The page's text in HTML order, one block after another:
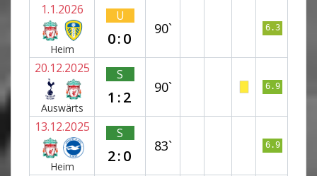
1.1.2026
Heim
U
0:0
90` 6.3
20.12.2025
Auswärts
S
1:2
90` 6.9
13.12.2025
Heim
S
2:0
83` 6.9